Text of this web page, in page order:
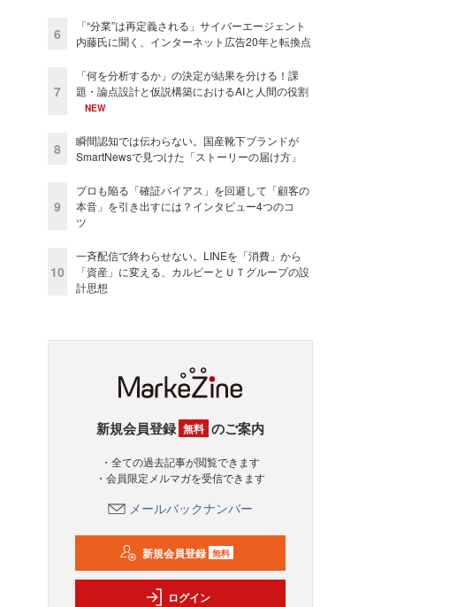
6
「“分業”は再定義される」サイバーエージェント
内藤氏に聞く、インターネット広告20年と転換点
7
「何を分析するか」の決定が結果を分ける！課
題・論点設計と仮説構築におけるAIと人間の役割
NEW
8
瞬間認知では伝わらない。国産靴下ブランドが
SmartNewsで見つけた「ストーリーの届け方」
9
プロも陥る「確証バイアス」を回避して「顧客の
本音」を引き出すには？インタビュー4つのコ
ツ
10
一斉配信で終わらせない。LINEを「消費」から
「資産」に変える、カルビーとＵＴグループの設
計思想
新規会員登録 無料 のご案内
・全ての過去記事が閲覧できます
・会員限定メルマガを受信できます
メールバックナンバー
新規会員登録 無料
ログイン